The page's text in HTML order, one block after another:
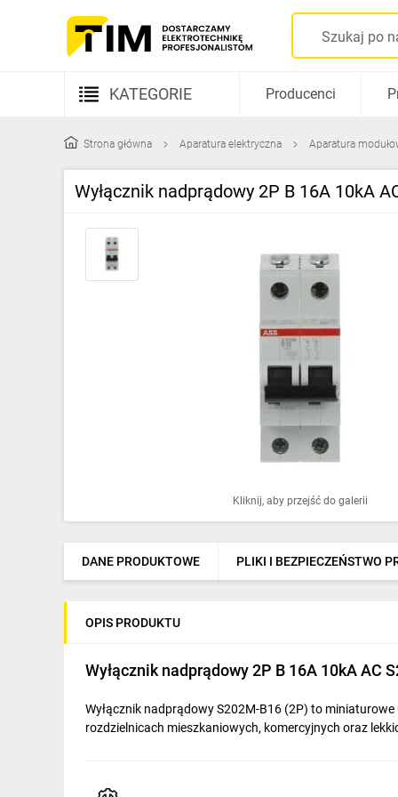
KATEGORIE
Kable i przewody
Rozdzielnice i obudowy
Elementy prowadzenia kabli
Fotowoltaika
Ogrzewanie
Elektronarzędzia i mierniki
Napędy elektryczne
Pneumatyka
Producenci
Strona główna Aparatura elektryczna Aparatura
Wyłącznik nadprądowy 2P B 16A 10kA
Kliknij, aby przejść do galerii
DANE PRODUKTOWE PLIKI I BEZPIECZEŃSTWO
OPIS PRODUKTU
Wyłącznik nadprądowy 2P B 16A 10kA AC
Wyłącznik nadprądowy S202M-B16 (2P) to
rozdzielnicach mieszkaniowych, komercyjnych oraz